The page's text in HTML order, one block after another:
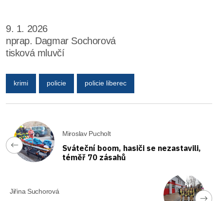
9. 1. 2026
nprap. Dagmar Sochorová
tisková mluvčí
krimi policie policie liberec
Miroslav Pucholt
Sváteční boom, hasiči se nezastavili,
téměř 70 zásahů
Jiřina Suchorová